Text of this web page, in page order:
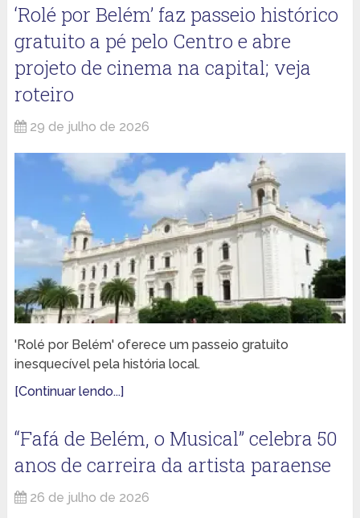
‘Rolé por Belém’ faz passeio histórico
gratuito a pé pelo Centro e abre
projeto de cinema na capital; veja
roteiro
29 de julho de 2026
'Rolé por Belém' oferece um passeio gratuito
inesquecível pela história local.
[Continuar lendo...]
“Fafá de Belém, o Musical” celebra 50
anos de carreira da artista paraense
26 de julho de 2026